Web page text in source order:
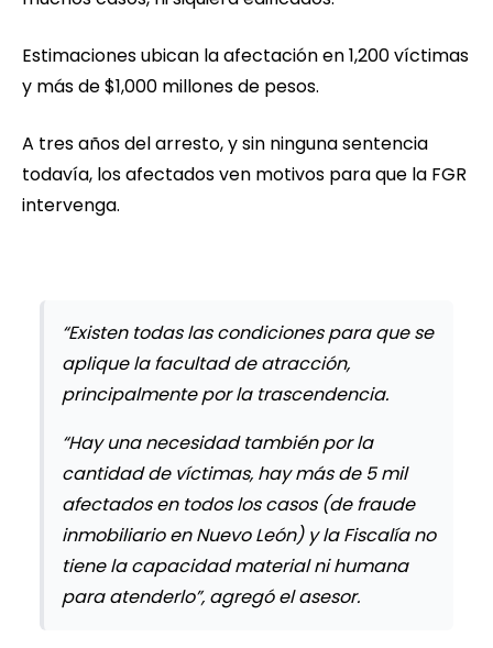
Estimaciones ubican la afectación en 1,200 víctimas
y más de $1,000 millones de pesos.
A tres años del arresto, y sin ninguna sentencia
todavía, los afectados ven motivos para que la FGR
intervenga.
“Existen todas las condiciones para que se
aplique la facultad de atracción,
principalmente por la trascendencia.
“Hay una necesidad también por la
cantidad de víctimas, hay más de 5 mil
afectados en todos los casos (de fraude
inmobiliario en Nuevo León) y la Fiscalía no
tiene la capacidad material ni humana
para atenderlo”, agregó el asesor.